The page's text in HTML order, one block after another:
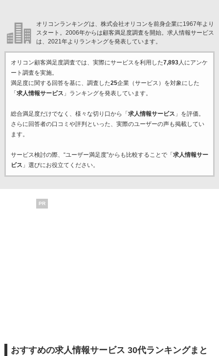
オリコンランキングは、株式会社オリコンを前身企業に1967年より
スタート。2006年からは顧客満足度調査を開始。求人情報サービス
は、2021年よりランキングを発表しています。
オリコン顧客満足度調査では、実際にサービスを利用した7,893人にアンケ
ート調査を実施。
満足度に関する回答を基に、調査した25企業（サービス）を対象にした
「 求人情報サービス 」ランキングを発表しています。
総合満足度だけでなく、様々な切り口から「 求人情報サービス 」を評価。
さらに回答者の口コミや評判といった、実際のユーザーの声も掲載してい
ます。
サービス検討の際、“ユーザー満足度”からも比較することで「 求人情報サー
ビス 」選びにお役立てください。
PR
おすすめの求人情報サービス 30代ランキングまと